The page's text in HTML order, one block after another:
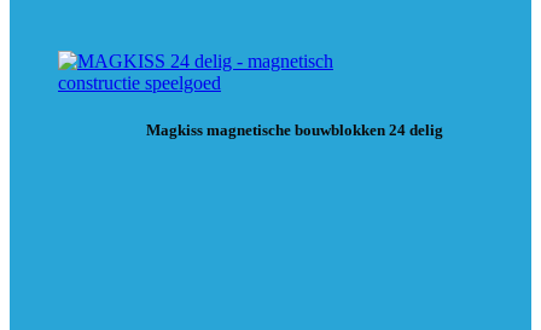
Magkiss magnetische bouwblokken 24 delig